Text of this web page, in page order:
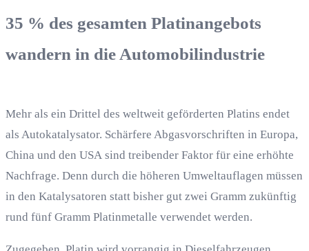
35 % des gesamten Platinangebots
wandern in die Automobilindustrie
Mehr als ein Drittel des weltweit geförderten Platins endet
als Autokatalysator. Schärfere Abgasvorschriften in Europa,
China und den USA sind treibender Faktor für eine erhöhte
Nachfrage. Denn durch die höheren Umweltauflagen müssen
in den Katalysatoren statt bisher gut zwei Gramm zukünftig
rund fünf Gramm Platinmetalle verwendet werden.